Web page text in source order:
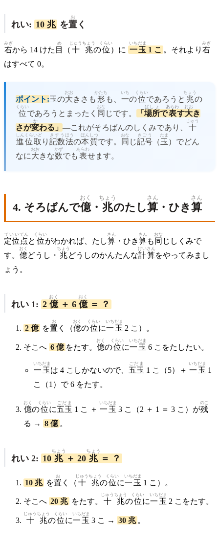
れい: 10 兆 を置
お
く
右
みぎ
から 14 けた 目
め
（ 十
じゅう
兆
ちょう
の位
くらい
）に 一玉
いちだま
1 こ 。それより 右
みぎ
はすべて 0。
ポイント:玉の大
おお
きさも 形
かたち
も、 一
いち
の位
くらい
であろうと 兆
ちょう
の
位
くらい
であろうとまったく 同
おな
じです。 「 場所
ばしょ
で表
あらわ
す大
おお
き
さが変
か
わる」 —これがそろばんのしくみであり、 十
じゅう
進
しん
位取
くらいど
り 記数
きすう
法
ほう
の本質
ほんしつ
です。 同
おな
じ記号
きごう
（玉
たま
）でどん
なに大
おお
きな数
かず
でも 表
あらわ
せます。
4. そろばんで億
おく
・ 兆
ちょう
のたし算
さん
・ひき算
さん
定位
ていい
点
てん
と 位
くらい
がわかれば、たし算
さん
・ひき算
さん
も 同
おな
じしくみで
す。 億
おく
どうし・ 兆
ちょう
どうしのかんたんな計算
けいさん
をやってみまし
ょう。
れい 1: 2 億
おく
＋ 6 億
おく
＝ ？
2 億 を置
お
く（億
おく
の位
くらい
に一玉
いちだま
2 こ）。
そこへ 6 億 をたす。 億
おく
の位
くらい
に一玉
いちだま
6 こをたしたい。
一玉
いちだま
は 4 こしかないので、 五玉
ごだま
1 こ（5）＋ 一玉
いちだま
1
こ（1）で 6 をたす。
億
おく
の位
くらい
に五玉
ごだま
1 こ ＋ 一玉
いちだま
3 こ（2 ＋ 1 ＝ 3 こ）が残
のこ
る → 8 億 。
れい 2: 10 兆
ちょう
＋ 20 兆
ちょう
＝ ？
10 兆 を置
お
く（ 十
じゅう
兆
ちょう
の位
くらい
に一玉
いちだま
1 こ）。
そこへ 20 兆 をたす。 十
じゅう
兆
ちょう
の位
くらい
に一玉
いちだま
2 こをたす。
十
じゅう
兆
ちょう
の位
くらい
に一玉
いちだま
3 こ → 30 兆 。